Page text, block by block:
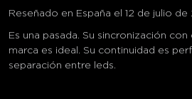
Reseñado en España el 12 de julio de
Es una pasada. Su sincronización
marca es ideal. Su continuidad es
separación entre leds.